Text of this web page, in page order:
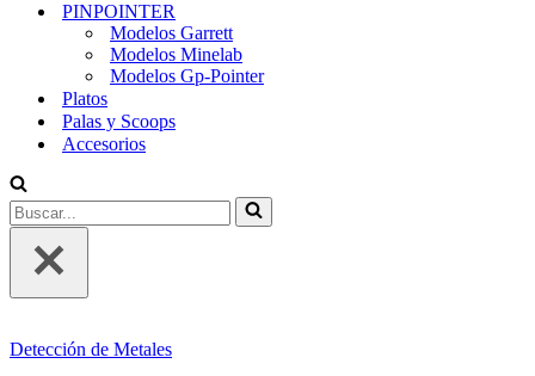
PINPOINTER
Modelos Garrett
Modelos Minelab
Modelos Gp-Pointer
Platos
Palas y Scoops
Accesorios
Buscar...
Detección de Metales